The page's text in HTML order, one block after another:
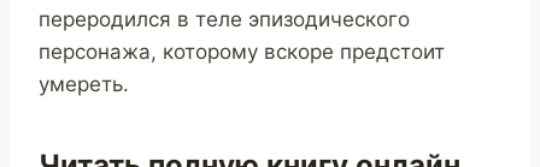
переродился в теле эпизодического
персонажа, которому вскоре предстоит
умереть.